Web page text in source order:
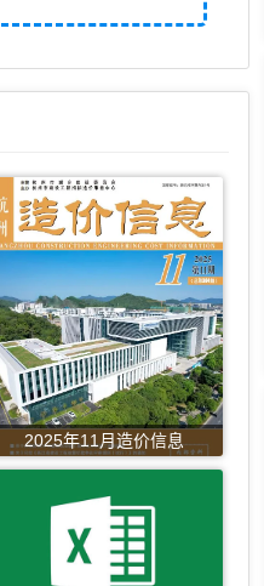
2025年11月造价信息